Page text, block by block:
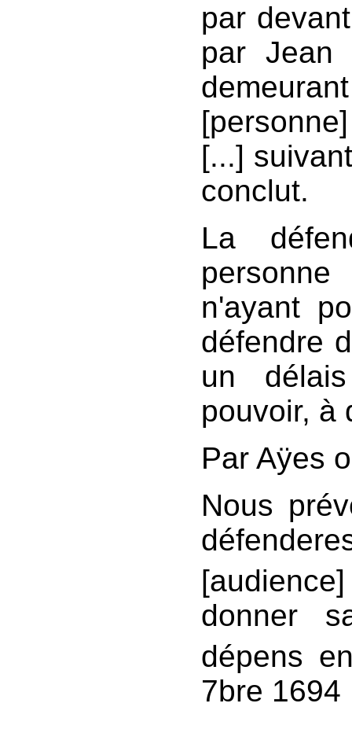
par
par Jean
[...]
conclut.
La
n'ayant
défendre
un
pouvoir, à
Par Aÿes
Nous
donner
dépens
7bre 1694